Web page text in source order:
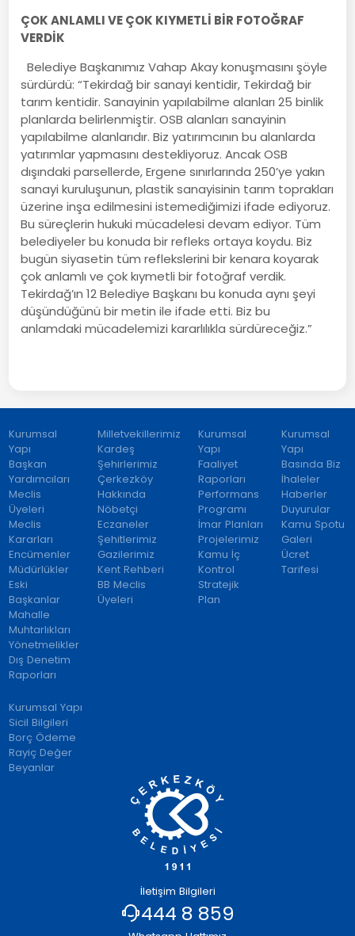
ÇOK ANLAMLI VE ÇOK KIYMETLİ BİR FOTOĞRAF
VERDİK
Belediye Başkanımız Vahap Akay konuşmasını şöyle
sürdürdü: “Tekirdağ bir sanayi kentidir, Tekirdağ bir
tarım kentidir. Sanayinin yapılabilme alanları 25 binlik
planlarda belirlenmiştir. OSB alanları sanayinin
yapılabilme alanlarıdır. Biz yatırımcının bu alanlarda
yatırımlar yapmasını destekliyoruz. Ancak OSB
dışındaki parsellerde, Ergene sınırlarında 250’ye yakın
sanayi kuruluşunun, plastik sanayisinin tarım toprakları
üzerine inşa edilmesini istemediğimizi ifade ediyoruz.
Bu süreçlerin hukuki mücadelesi devam ediyor. Tüm
belediyeler bu konuda bir refleks ortaya koydu. Biz
bugün siyasetin tüm reflekslerini bir kenara koyarak
çok anlamlı ve çok kıymetli bir fotoğraf verdik.
Tekirdağ’ın 12 Belediye Başkanı bu konuda aynı şeyi
düşündüğünü bir metin ile ifade etti. Biz bu
anlamdaki mücadelemizi kararlılıkla sürdüreceğiz.”
Kurumsal
Yapı
Başkan
Yardımcıları
Meclis
Üyeleri
Meclis
Kararları
Encümenler
Müdürlükler
Eski
Başkanlar
Mahalle
Muhtarlıkları
Yönetmelikler
Dış Denetim
Raporları
Milletvekillerimiz
Kardeş
Şehirlerimiz
Çerkezköy
Hakkında
Nöbetçi
Eczaneler
Şehitlerimiz
Gazilerimiz
Kent Rehberi
BB Meclis
Üyeleri
Kurumsal
Yapı
Faaliyet
Raporları
Performans
Programı
İmar Planları
Projelerimiz
Kamu İç
Kontrol
Stratejik
Plan
Kurumsal
Yapı
Basında Biz
İhaleler
Haberler
Duyurular
Kamu Spotu
Galeri
Ücret
Tarifesi
Kurumsal Yapı
Sicil Bilgileri
Borç Ödeme
Rayiç Değer
Beyanlar
İletişim Bilgileri
444 8 859